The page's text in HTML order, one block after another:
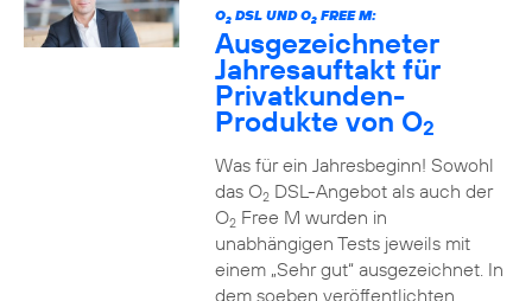
O2DSL UND O2FREE M:
Ausgezeichneter
Jahresauftakt für
Privatkunden-
Produkte von O2
Was für ein Jahresbeginn! Sowohl
das O2DSL-Angebot als auch der
O2Free M wurden in
unabhängigen Tests jeweils mit
einem „Sehr gut“ ausgezeichnet. In
dem soeben veröffentlichten